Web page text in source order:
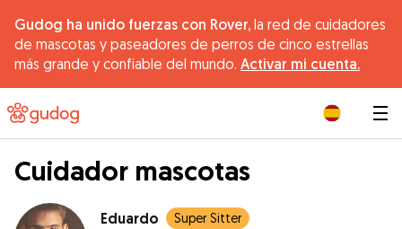
Gudog ha unido fuerzas con Rover, la red de cuidadores
de mascotas y paseadores de perros de cinco estrellas
más grande y confiable del mundo. Activar mi cuenta.
Cuidador mascotas
Eduardo Super Sitter